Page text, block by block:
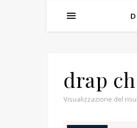
drap
Visualizzazione del